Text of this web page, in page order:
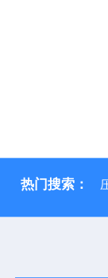
热门搜索：